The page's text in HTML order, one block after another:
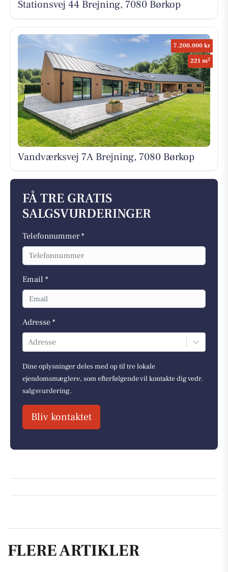
Stationsvej 44 Brejning, 7080 Børkop
7.200.000 kr
221 m2
Vandværksvej 7A Brejning, 7080 Børkop
FÅ TRE GRATIS
SALGSVURDERINGER
Telefonnummer *
Email *
Adresse *
Adresse
Dine oplysninger deles med op til tre lokale
ejendomsmæglere, som efterfølgende vil kontakte dig vedr.
salgsvurdering.
Bliv kontaktet
FLERE ARTIKLER